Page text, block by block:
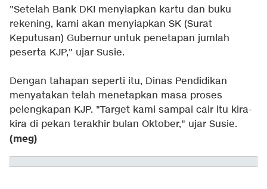
"Setelah Bank DKI menyiapkan kartu dan buku
rekening, kami akan menyiapkan SK (Surat
Keputusan) Gubernur untuk penetapan jumlah
peserta KJP," ujar Susie.
Dengan tahapan seperti itu, Dinas Pendidikan
menyatakan telah menetapkan masa proses
pelengkapan KJP. "Target kami sampai cair itu kira-
kira di pekan terakhir bulan Oktober," ujar Susie.
(meg)